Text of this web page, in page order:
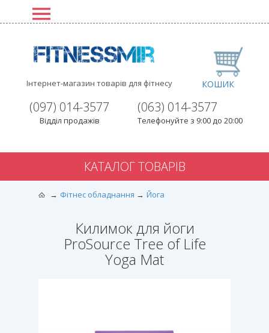
Інтернет-магазин товарів для фітнесу
(063) 014-3577
Телефонуйте з 9:00 до 20:00
(097) 014-3577
Відділ продажів
КОШИК
КАТАЛОГ ТОВАРІВ
Фітнес обладнання Йога
Килимок для йоги
ProSource Tree of Life
Yoga Mat